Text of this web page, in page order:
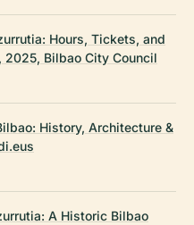
Hours, Tickets, and
2025, Bilbao City Council
History, Architecture &
A Historic Bilbao